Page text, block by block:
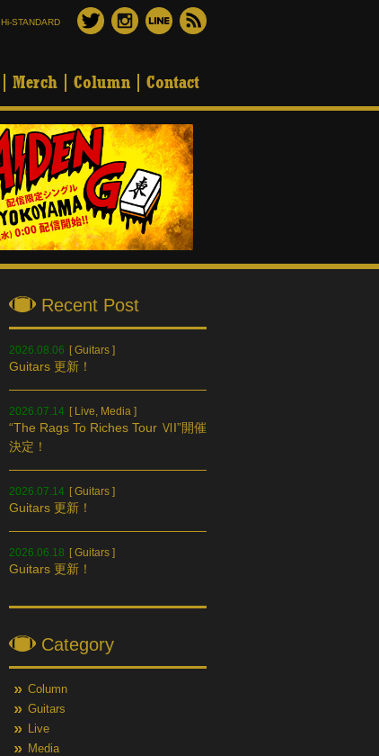
Hi-STANDARD
Merch Column Contact
Recent Post
2026.08.06 [Guitars ]
Guitars 更新！
2026.07.14 [ Live, Media ]
“The Rags To Riches Tour ⅥI”開催
決定！
2026.07.14 [Guitars ]
Guitars 更新！
2026.06.18 [Guitars ]
Guitars 更新！
Category
Column
Guitars
Live
Media